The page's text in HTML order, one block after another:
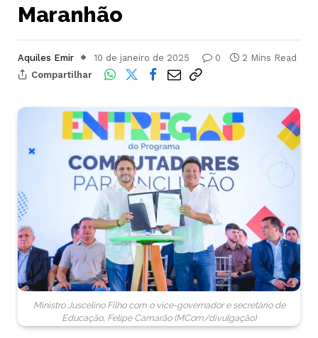
Maranhão
Aquiles Emir 10 de janeiro de 2025 0
2 Mins Read
Compartilhar
Ministro Juscelino Filho com o vice-governador e secretário de
Educação, Felipe Camarão (MCom/divulgação)